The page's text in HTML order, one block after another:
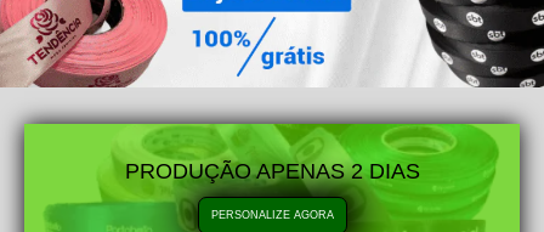
PRODUÇÃO APENAS 2 DIAS
PERSONALIZE AGORA